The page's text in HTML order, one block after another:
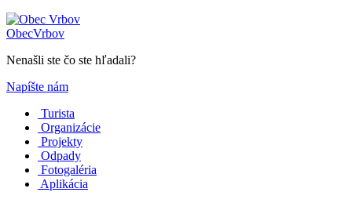
ObecVrbov
Nenašli ste čo ste hľadali?
Napíšte nám
Turista
Organizácie
Projekty
Odpady
Fotogaléria
Aplikácia